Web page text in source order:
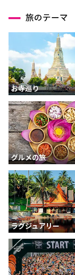
旅のテーマ
お寺巡り
グルメの旅
ラグジュアリー